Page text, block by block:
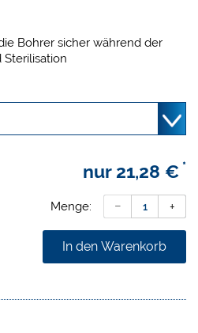
Bohrer sicher während der
geeignet
Adapter ermöglicht die
Sicherung von langen und
nur 21,28 € *
Menge:
In den Warenkorb